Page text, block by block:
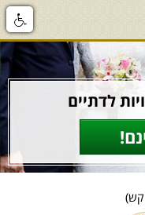
לדתיים